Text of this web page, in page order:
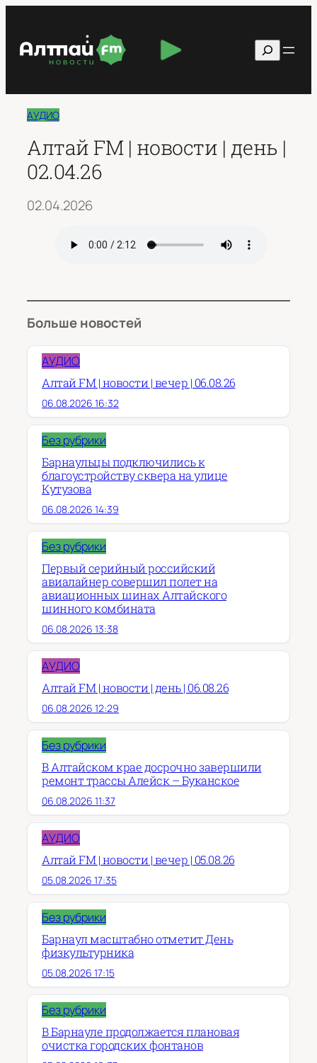
содержимому
Поиск
АУДИО
Алтай FM | новости | день |
02.04.26
02.04.2026
Больше новостей
АУДИО
Алтай FM | новости | вечер | 06.08.26
06.08.2026 16:32
Без рубрики
Барнаульцы подключились к
благоустройству сквера на улице
Кутузова
06.08.2026 14:39
Без рубрики
Первый серийный российский
авиалайнер совершил полет на
авиационных шинах Алтайского
шинного комбината
06.08.2026 13:38
АУДИО
Алтай FM | новости | день | 06.08.26
06.08.2026 12:29
Без рубрики
В Алтайском крае досрочно завершили
ремонт трассы Алейск – Буканское
06.08.2026 11:37
АУДИО
Алтай FM | новости | вечер | 05.08.26
05.08.2026 17:35
Без рубрики
Барнаул масштабно отметит День
физкультурника
05.08.2026 17:15
Без рубрики
В Барнауле продолжается плановая
очистка городских фонтанов